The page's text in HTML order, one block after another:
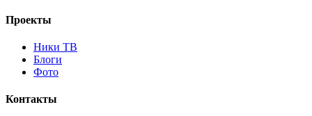
Проекты
Ники ТВ
Блоги
Фото
Контакты